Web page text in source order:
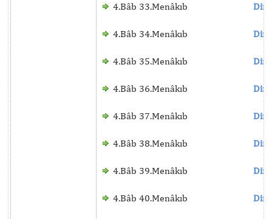
4.Bâb 33.Menâkıb
4.Bâb 34.Menâkıb
4.Bâb 35.Menâkıb
4.Bâb 36.Menâkıb
4.Bâb 37.Menâkıb
4.Bâb 38.Menâkıb
4.Bâb 39.Menâkıb
4.Bâb 40.Menâkıb